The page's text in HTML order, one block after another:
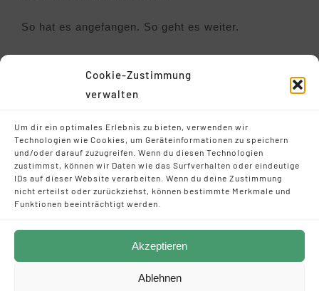
Cookie-Zustimmung
verwalten
Um dir ein optimales Erlebnis zu bieten, verwenden wir
Technologien wie Cookies, um Geräteinformationen zu speichern
und/oder darauf zuzugreifen. Wenn du diesen Technologien
zustimmst, können wir Daten wie das Surfverhalten oder eindeutige
IDs auf dieser Website verarbeiten. Wenn du deine Zustimmung
nicht erteilst oder zurückziehst, können bestimmte Merkmale und
Funktionen beeinträchtigt werden.
Akzeptieren
Ablehnen
So hat es angefangen. So geht es weiter.
fruchtbaren Boden fallen könnte.
Gesundheitsprodukte? Also haben wir weiter
gemacht und unsere persönlichen Lieblingsprodukte
ausfindig gemacht.
Wir sind die Algenspezialisten und sind immer da,